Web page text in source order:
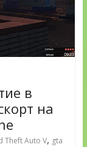
в
на
Theft Auto V, gta